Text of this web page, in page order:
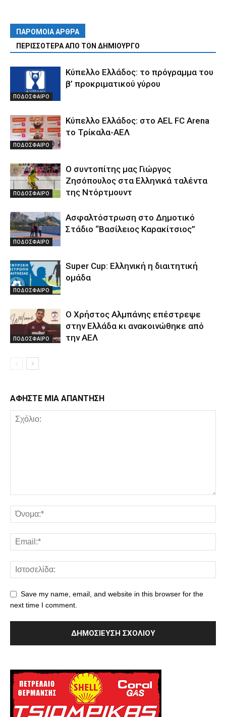
ΠΑΡΟΜΟΙΑ ΑΡΘΡΑ
ΠΕΡΙΣΣΟΤΕΡΑ ΑΠΟ ΤΟΝ ΔΗΜΙΟΥΡΓΟ
ΠΟΔΟΣΦΑΙΡΟ
Κύπελλο Ελλάδος: το πρόγραμμα του
β’ προκριματικού γύρου
ΠΟΔΟΣΦΑΙΡΟ
Κύπελλο Ελλάδος: στο AEL FC Arena
το Τρίκαλα-ΑΕΛ
ΠΟΔΟΣΦΑΙΡΟ
Ο συντοπίτης μας Γιώργος
Ζησόπουλος στα Ελληνικά ταλέντα
της Ντόρτμουντ
ΠΟΔΟΣΦΑΙΡΟ
Ασφαλτόστρωση στο Δημοτικό
Στάδιο “Βασίλειος Καρακίτσιος”
ΠΟΔΟΣΦΑΙΡΟ
Super Cup: Ελληνική η διαιτητική
ομάδα
ΠΟΔΟΣΦΑΙΡΟ
Ο Χρήστος Αλμπάνης επέστρεψε
στην Ελλάδα κι ανακοινώθηκε από
την ΑΕΛ
ΑΦΗΣΤΕ ΜΙΑ ΑΠΑΝΤΗΣΗ
Save my name, email, and website in this browser for the
next time I comment.